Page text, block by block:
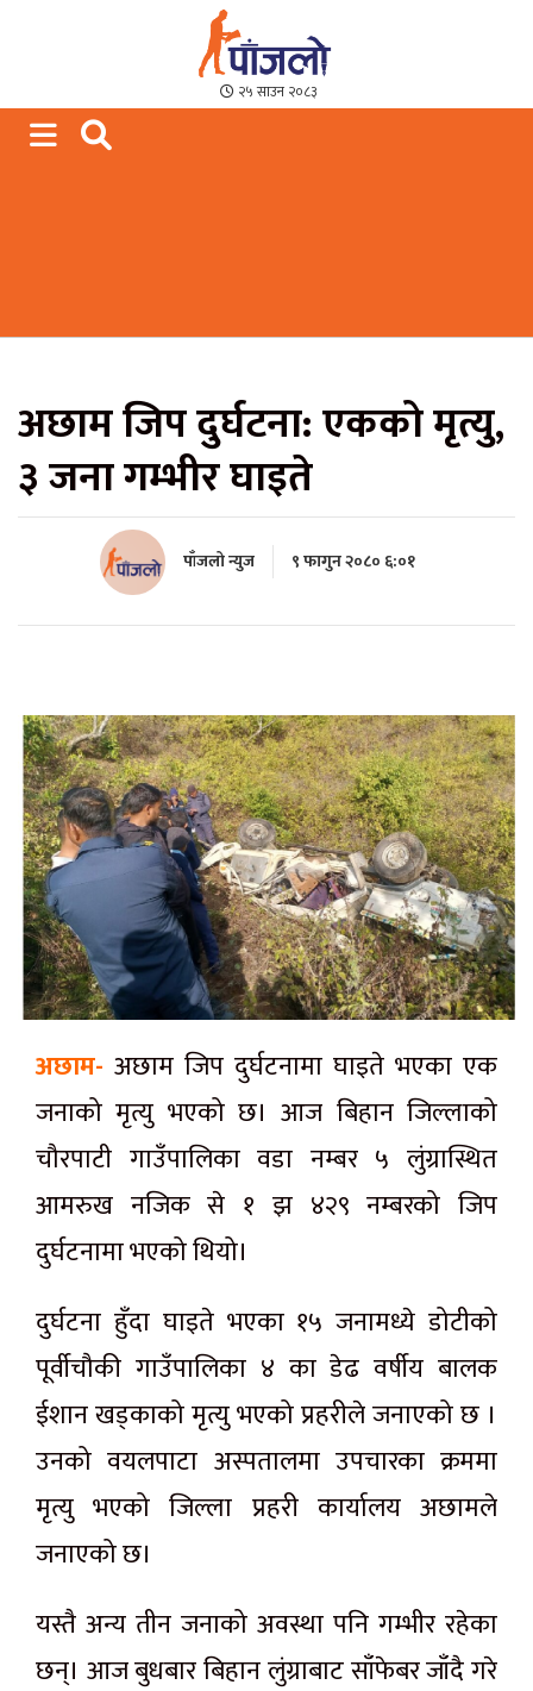
Paajalo News
We are from Far West Nepal
२५ साउन २०८३
अछाम जिप दुर्घटना: एकको मृत्यु,
३ जना गम्भीर घाइते
पाँजलो न्युज ९ फागुन २०८० ६:०१
अछाम- अछाम जिप दुर्घटनामा घाइते भएका एक
जनाको मृत्यु भएको छ। आज बिहान जिल्लाको
चौरपाटी गाउँपालिका वडा नम्बर ५ लुंग्रास्थित
आमरुख नजिक से १ झ ४२९ नम्बरको जिप
दुर्घटनामा भएको थियो।
दुर्घटना हुँदा घाइते भएका १५ जनामध्ये डोटीको
पूर्वीचौकी गाउँपालिका ४ का डेढ वर्षीय बालक
ईशान खड्काको मृत्यु भएको प्रहरीले जनाएको छ ।
उनको वयलपाटा अस्पतालमा उपचारका क्रममा
मृत्यु भएको जिल्ला प्रहरी कार्यालय अछामले
जनाएको छ।
यस्तै अन्य तीन जनाको अवस्था पनि गम्भीर रहेका
छन्। आज बुधबार बिहान लुंग्राबाट साँफेबर जाँदै गरे